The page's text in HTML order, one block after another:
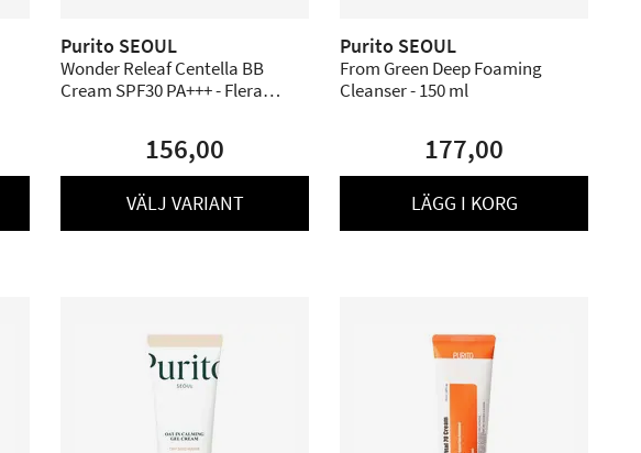
Purito SEOUL
Wonder Releaf Centella BB
Cream SPF30 PA+++ - Flera
156,00
VÄLJ VARIANT
Purito SEOUL
From Green Deep Foaming
Cleanser - 150 ml
177,00
LÄGG I KORG